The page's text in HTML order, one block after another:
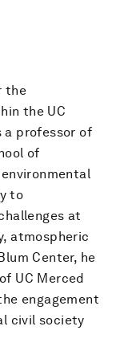
the
the UC
a professor of
of
to
at
atmospheric
Center, he
UC Merced
engagement
civil society